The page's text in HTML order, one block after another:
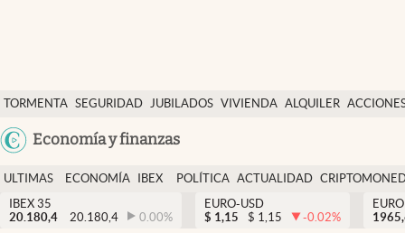
TORMENTA SEGURIDAD JUBILADOS VIVIENDA ALQUILER
Economía y finanzas
Economía y finanzas
Política
Actualidad
Criptomonedas
ULTIMAS
NOTICIAS
ECONOMÍA
FINANZAS
IBEX
EURO
POLÍTICA ACTUALIDAD
IBEX 35
20.180,4
20.180,4 0.00%
EURO-USD
$ 1,15 $ 1,15 -0.02%